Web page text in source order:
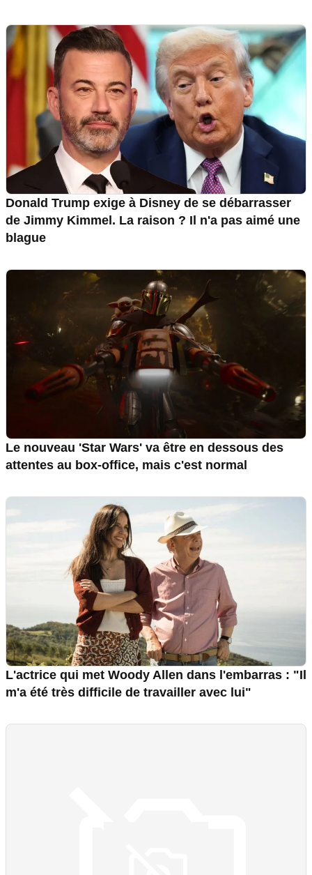
Donald Trump exige à Disney de se débarrasser
de Jimmy Kimmel. La raison ? Il n'a pas aimé une
blague
Le nouveau 'Star Wars' va être en dessous des
attentes au box-office, mais c'est normal
L'actrice qui met Woody Allen dans l'embarras : "Il
m'a été très difficile de travailler avec lui"